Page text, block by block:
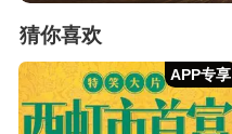
猜你喜欢
APP专享